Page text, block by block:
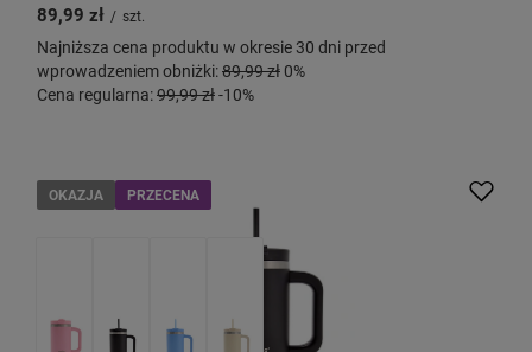
89,99 zł / szt.
Najniższa cena produktu w okresie 30 dni przed
wprowadzeniem obniżki:89,99 zł 0%
Cena regularna:99,99 zł-10%
OKAZJA PRZECENA